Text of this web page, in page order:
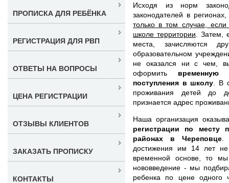
Исходя из норм
законодателей в
только в том случае,
школе территории . Затем,
места, зачисляются
образовательном
не оказался ни с чем,
оформить
поступления в школу . В
проживания детей до
признается адрес
Наша организация
регистрации по месту
районах в Череповце
достижения им 14 лет
временной основе, то
нововведение - мы
ребенка по цене одного
ПРОПИСКА ДЛЯ РЕБЁНКА
РЕГИСТРАЦИЯ ДЛЯ РВП
ОТВЕТЫ НА ВОПРОСЫ
ЦЕНА РЕГИСТРАЦИИ
ОТЗЫВЫ КЛИЕНТОВ
ЗАКАЗАТЬ ПРОПИСКУ
КОНТАКТЫ